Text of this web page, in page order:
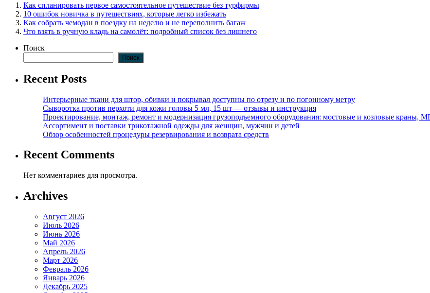
Как спланировать первое самостоятельное путешествие без турфирмы
10 ошибок новичка в путешествиях, которые легко избежать
Как собрать чемодан в поездку на неделю и не переполнить багаж
Что взять в ручную кладь на самолёт: подробный список без лишнего
Поиск
Поиск
Recent Posts
Интерьерные ткани для штор, обивки и покрывал доступны по отрезу и по погонному метру
Сыворотка против перхоти для кожи головы 5 мл, 15 шт — отзывы и инструкция
Проектирование, монтаж, ремонт и модернизация грузоподъемного оборудования: мостовые и козловые краны,
Ассортимент и поставки трикотажной одежды для женщин, мужчин и детей
Обзор особенностей процедуры резервирования и возврата средств
Recent Comments
Нет комментариев для просмотра.
Archives
Август 2026
Июль 2026
Июнь 2026
Май 2026
Апрель 2026
Март 2026
Февраль 2026
Январь 2026
Декабрь 2025